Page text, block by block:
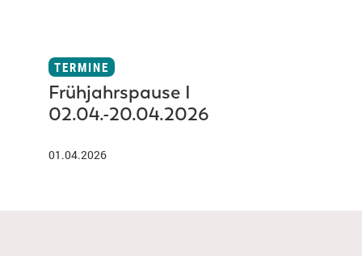
TERMINE
Frühjahrspause I
02.04.-20.04.2026
01.04.2026